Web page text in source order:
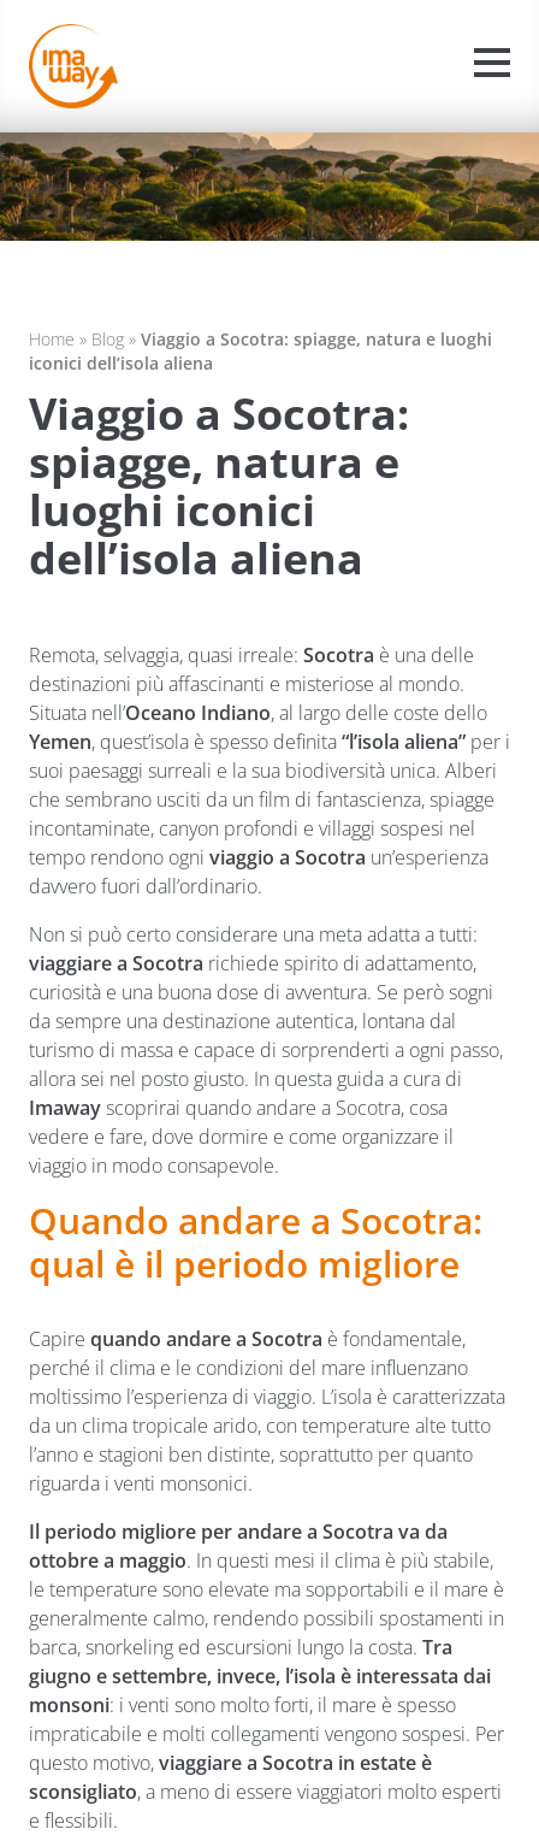
Home » Blog » Viaggio a Socotra: spiagge, natura e luoghi
iconici dell’isola aliena
Viaggio a Socotra:
spiagge, natura e
luoghi iconici
dell’isola aliena
Remota, selvaggia, quasi irreale: Socotra è una delle
destinazioni più affascinanti e misteriose al mondo.
Situata nell’Oceano Indiano, al largo delle coste dello
Yemen, quest’isola è spesso definita“l’isola aliena” per i
suoi paesaggi surreali e la sua biodiversità unica. Alberi
che sembrano usciti da un film di fantascienza, spiagge
incontaminate, canyon profondi e villaggi sospesi nel
tempo rendono ogni viaggio a Socotra un’esperienza
davvero fuori dall’ordinario.
Non si può certo considerare una meta adatta a tutti:
viaggiare a Socotra richiede spirito di adattamento,
curiosità e una buona dose di avventura. Se però sogni
da sempre una destinazione autentica, lontana dal
turismo di massa e capace di sorprenderti a ogni passo,
allora sei nel posto giusto. In questa guida a cura di
Imawayscoprirai quando andare a Socotra, cosa
vedere e fare, dove dormire e come organizzare il
viaggio in modo consapevole.
Quando andare a Socotra:
qual è il periodo migliore
Capire quando andare a Socotra è fondamentale,
perché il clima e le condizioni del mare influenzano
moltissimo l’esperienza di viaggio. L’isola è caratterizzata
da un clima tropicale arido, con temperature alte tutto
l’anno e stagioni ben distinte, soprattutto per quanto
riguarda i venti monsonici.
Il periodo migliore per andare a Socotra va da
ottobre a maggio. In questi mesi il clima è più stabile,
le temperature sono elevate ma sopportabili e il mare è
generalmente calmo, rendendo possibili spostamenti in
barca, snorkeling ed escursioni lungo la costa. Tra
giugno e settembre, invece, l’isola è interessata dai
monsoni: i venti sono molto forti, il mare è spesso
impraticabile e molti collegamenti vengono sospesi. Per
questo motivo,viaggiare a Socotra in estate è
sconsigliato, a meno di essere viaggiatori molto esperti
e flessibili.